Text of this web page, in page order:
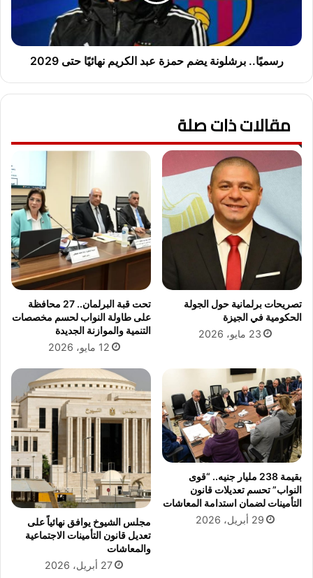
اً
ى
ي
ل
و
ا
إ
ج
ء
ا
ت
ا
ل
ض
ر
ب
ي
ر
ض
م
ع
ب
ا
ك
ر
ن
ه
ا
ئ
يً
ا
ح
ى
2
رسميًا.. برشلونة يضم حمزة عبد الكريم نهائيًا حتى 2029
مقالات ذات صلة
تصريحات برلمانية حول الجولة
الحكومية في الجيزة
23 مايو، 2026
تحت قبة البرلمان.. 27 محافظة
على طاولة النواب لحسم مخصصات
التنمية والموازنة الجديدة
12 مايو، 2026
بقيمة 238 مليار جنيه.. “قوى
النواب” تحسم تعديلات قانون
التأمينات لضمان استدامة المعاشات
29 أبريل، 2026
مجلس الشيوخ يوافق نهائياً على
تعديل قانون التأمينات الاجتماعية
والمعاشات
27 أبريل، 2026